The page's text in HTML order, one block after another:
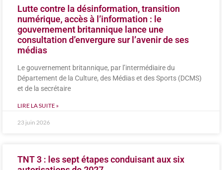
Lutte contre la désinformation, transition
numérique, accès à l’information : le
gouvernement britannique lance une
consultation d’envergure sur l’avenir de ses
médias
Le gouvernement britannique, par l’intermédiaire du
Département de la Culture, des Médias et des Sports (DCMS)
et de la secrétaire
LIRE LA SUITE »
23 juin 2026
TNT 3 : les sept étapes conduisant aux six